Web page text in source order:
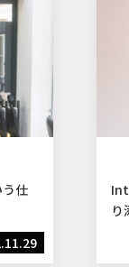
仕
り